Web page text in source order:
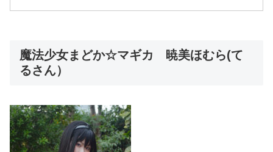
魔法少女まどか☆マギカ 暁美ほむら(て
るさん）